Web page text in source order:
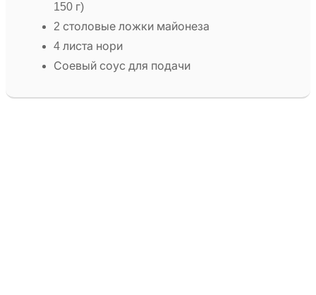
150 г)
2 столовые ложки майонеза
4 листа нори
Соевый соус для подачи